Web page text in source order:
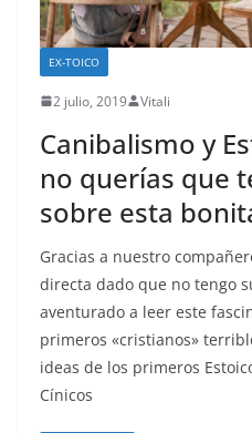
EX-TOICO
2 julio, 2019 Vitali
Canibalismo y
no querías que
sobre esta
Gracias a nuestro
directa dado que no tengo
aventurado a leer este
primeros «cristianos»
ideas de los primeros
Cínicos